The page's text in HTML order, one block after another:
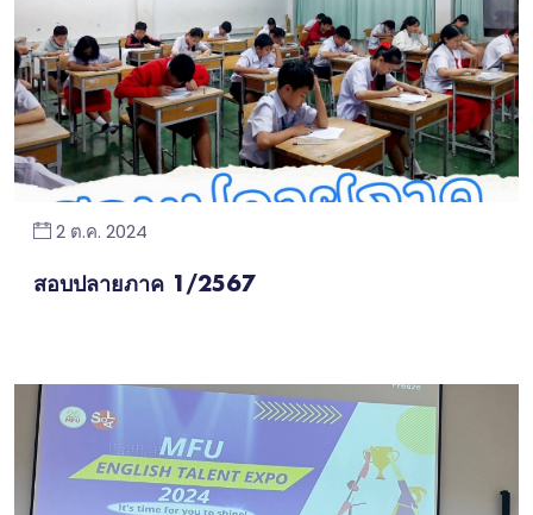
2 ต.ค. 2024
สอบปลายภาค 1/2567